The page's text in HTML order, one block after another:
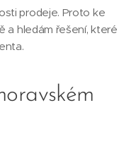
prodeje. Proto ke
a hledám řešení, které